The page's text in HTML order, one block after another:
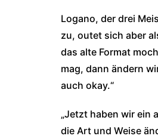
Logano, der drei
zu, outet sich aber
das alte Format
mag, dann ändern
auch okay.“
„Jetzt haben wir ein
die Art und Weise